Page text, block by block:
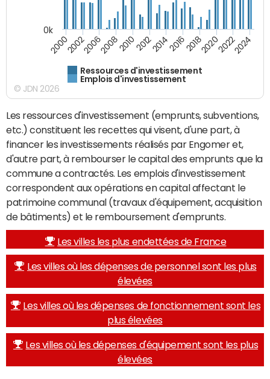
Ressources d'investissement
Emplois d'investissement
200020022006200820102012201420162018202020222024
0k
© JDN 2026
Les ressources d'investissement (emprunts, subventions,
etc.) constituent les recettes qui visent, d'une part, à
financer les investissements réalisés par Engomer et,
d'autre part, à rembourser le capital des emprunts que la
commune a contractés. Les emplois d'investissement
correspondent aux opérations en capital affectant le
patrimoine communal (travaux d'équipement, acquisition
de bâtiments) et le remboursement d'emprunts.
Les villes les plus endettées de France
Les villes où les dépenses de personnel sont les plus
élevées
Les villes où les dépenses de fonctionnement sont les
plus élevées
Les villes où les dépenses d'équipement sont les plus
élevées